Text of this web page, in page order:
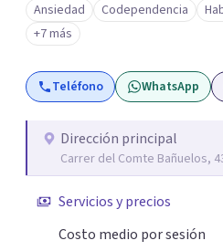
Ansiedad Codependencia
+7 más
Teléfono WhatsApp
Dirección principal
Carrer del Comte Bañuelos,
Servicios y precios
Costo medio por sesión